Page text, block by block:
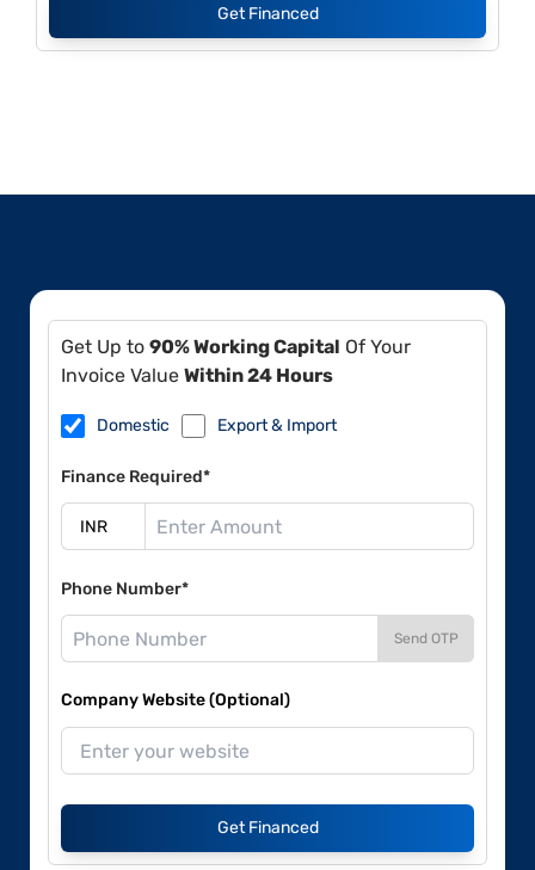
Get Financed
Get Up to 90% Working Capital Of Your
Invoice Value Within 24 Hours
Domestic Export & Import
Finance Required*
Phone Number*
Send OTP
Company Website (Optional)
Get Financed